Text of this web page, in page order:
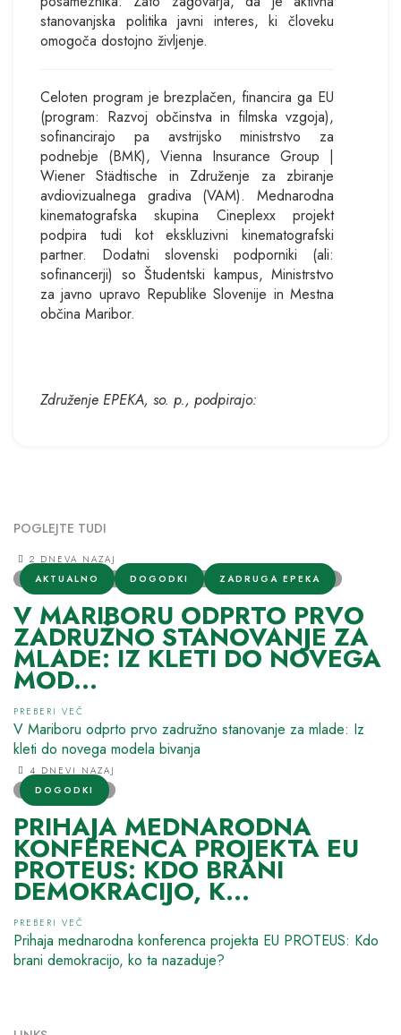
stanovanjska politika javni interes, ki človeku
omogoča dostojno življenje.
Celoten program je brezplačen, financira ga EU
(program: Razvoj občinstva in filmska vzgoja),
sofinancirajo pa avstrijsko ministrstvo za
podnebje (BMK), Vienna Insurance Group |
Wiener Städtische in Združenje za zbiranje
avdiovizualnega gradiva (VAM). Mednarodna
kinematografska skupina Cineplexx projekt
podpira tudi kot ekskluzivni kinematografski
partner. Dodatni slovenski podporniki (ali:
sofinancerji) so Študentski kampus, Ministrstvo
za javno upravo Republike Slovenije in Mestna
občina Maribor.
Združenje EPEKA, so. p., podpirajo:
POGLEJTE TUDI
2 DNEVA NAZAJ
AKTUALNO
DOGODKI ZADRUGA EPEKA
V MARIBORU ODPRTO PRVO
ZADRUŽNO STANOVANJE ZA
MLADE: IZ KLETI DO NOVEGA
MOD...
PREBERI VEČ
V Mariboru odprto prvo zadružno stanovanje za mlade: Iz
kleti do novega modela bivanja
4 DNEVI NAZAJ
DOGODKI
PRIHAJA MEDNARODNA
KONFERENCA PROJEKTA EU
PROTEUS: KDO BRANI
DEMOKRACIJO, K...
PREBERI VEČ
Prihaja mednarodna konferenca projekta EU PROTEUS: Kdo
brani demokracijo, ko ta nazaduje?